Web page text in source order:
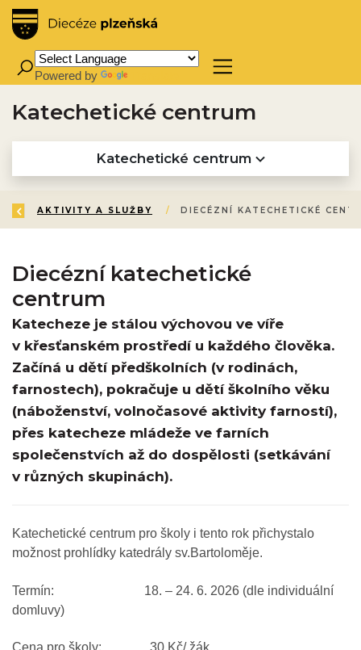
Powered by
Katechetické centrum
Katechetické centrum
ZPĚT
ÚVOD /
AKTIVITY A SLUŽBY /
Diecézní katechetické
centrum
Katecheze je stálou výchovou ve víře
v křesťanském prostředí u každého člověka.
Začíná u dětí předškolních (v rodinách,
farnostech), pokračuje u dětí školního věku
(náboženství, volnočasové aktivity farností),
přes katecheze mládeže ve farních
společenstvích až do dospělosti (setkávání
v různých skupinách).
Katechetické centrum pro školy i tento rok přichystalo
možnost prohlídky katedrály sv.Bartoloměje.
Termín: 18. – 24. 6. 2026 (dle individuální
domluvy)